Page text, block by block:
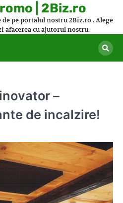
| 2Biz.ro
pe portalul nostru 2Biz.ro . Alege
afacerea cu ajutorul nostru.
–
de incalzire!